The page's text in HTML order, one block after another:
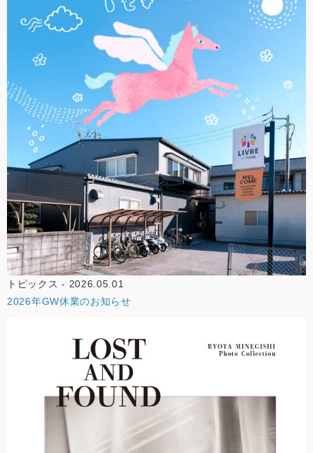
トピックス - 2026.05.01
2026年GW休業のお知らせ